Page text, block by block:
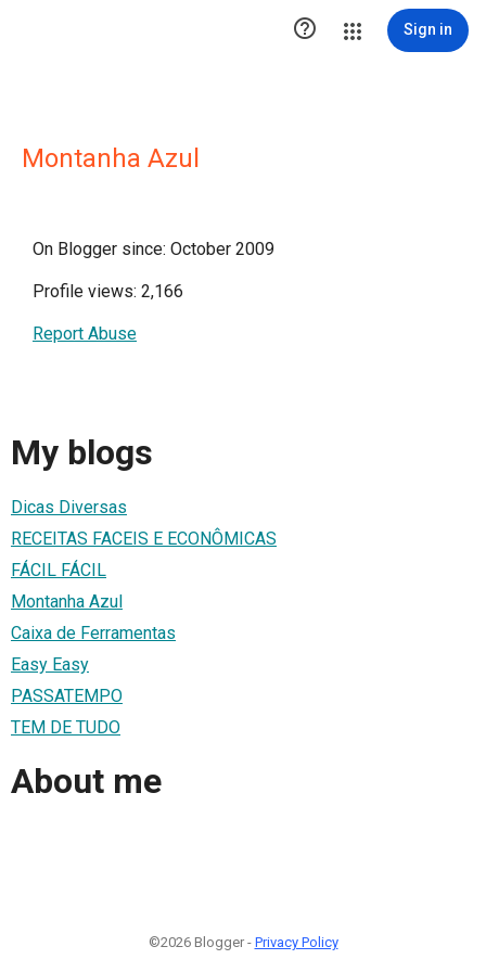
 Sign in
Montanha Azul
On Blogger since: October 2009
Profile views: 2,166
Report Abuse
My blogs
Dicas Diversas
RECEITAS FACEIS E ECONÔMICAS
FÁCIL FÁCIL
Montanha Azul
Caixa de Ferramentas
Easy Easy
PASSATEMPO
TEM DE TUDO
About me
©2026 Blogger - Privacy Policy